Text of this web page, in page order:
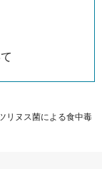
リヌス菌による食中毒